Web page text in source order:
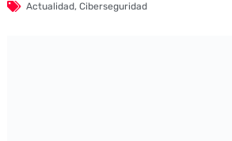
Actualidad, Ciberseguridad